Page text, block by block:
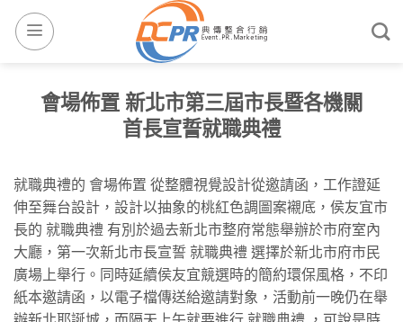
會場佈置 新北市第三屆市長暨各機關
首長宣誓就職典禮
就職典禮的 會場佈置 從整體視覺設計從邀請函，工作證延
伸至舞台設計，設計以抽象的桃紅色調圖案襯底，侯友宜市
長的 就職典禮 有別於過去新北市整府常態舉辦於市府室內
大廳，第一次新北市長宣誓 就職典禮 選擇於新北市府市民
廣場上舉行。同時延續侯友宜競選時的簡約環保風格，不印
紙本邀請函，以電子檔傳送給邀請對象，活動前一晚仍在舉